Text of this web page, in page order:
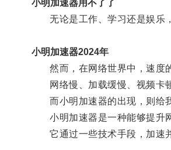
小明加速器用不了了
无论是工作、学习还是娱乐，
小明加速器2024年
然而，在网络世界中，速度的
网络慢、加载缓慢、视频卡顿
而小明加速器的出现，则给我
小明加速器是一种能够提升网
它通过一些技术手段，加速并